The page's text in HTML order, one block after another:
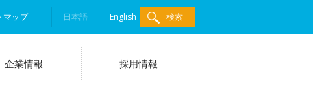
マップ 日本語 English 検索
企業情報 採用情報